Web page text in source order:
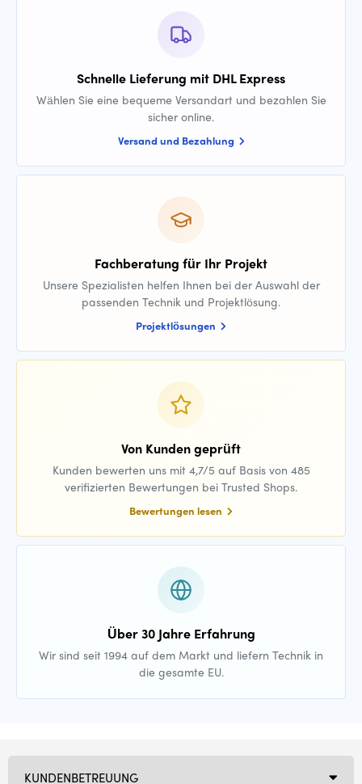
Schnelle Lieferung mit DHL Express
Wählen Sie eine bequeme Versandart und bezahlen Sie
sicher online.
Versand und Bezahlung
Fachberatung für Ihr Projekt
Unsere Spezialisten helfen Ihnen bei der Auswahl der
passenden Technik und Projektlösung.
Projektlösungen
Von Kunden geprüft
Kunden bewerten uns mit 4,7/5 auf Basis von 485
verifizierten Bewertungen bei Trusted Shops.
Bewertungen lesen
Über 30 Jahre Erfahrung
Wir sind seit 1994 auf dem Markt und liefern Technik in
die gesamte EU.
KUNDENBETREUUNG